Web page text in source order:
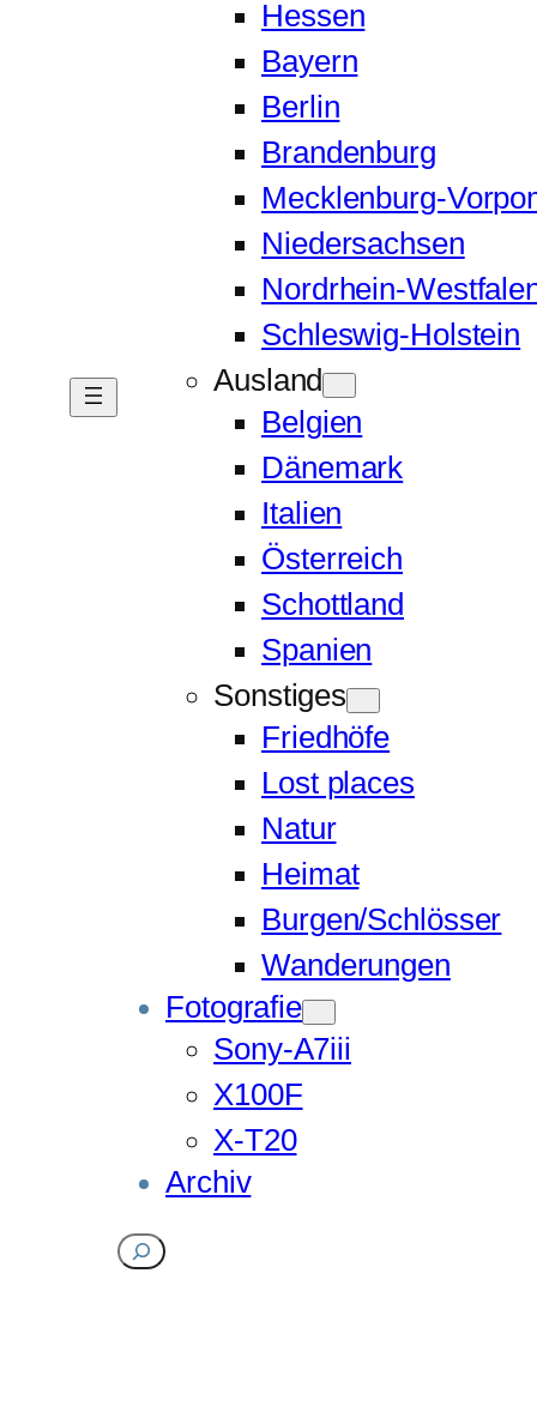
Hessen
Bayern
Berlin
Brandenburg
Mecklenburg-
Niedersachsen
Nordrhein-
Schleswig-Holstein
Ausland
Belgien
Dänemark
Italien
Österreich
Schottland
Spanien
Sonstiges
Friedhöfe
Lost places
Natur
Heimat
Burgen/Schlösser
Wanderungen
Fotografie
Sony-A7iii
X100F
X-T20
Archiv
Suchen